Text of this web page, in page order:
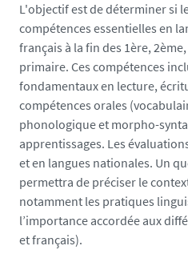
L'objectif est de déterminer si
compétences essentielles en
français à la fin des 1ère,
primaire. Ces compétences
fondamentaux en lecture,
compétences orales
phonologique et morpho-
apprentissages. Les
et en langues nationales. Un
permettra de préciser le
notamment les pratiques
l’importance accordée aux
et français).